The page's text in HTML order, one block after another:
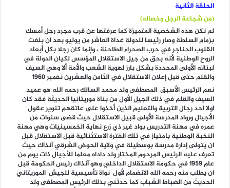
الحلقة الثانية
(من شجاعة الرجل وخصاله)
لم تكن هذه الشخصية المتميزة كما عرفتها عن قرب مجرد رجل أمسك
بزمام السلطة وصار رئيسا للدولة غداة العاشر من يوليو بعد ان بلغت
القلوب الحناجر في حرب الصحراء الطاحنة ، وإنما كان رجلا بكل أبعاد
الروح الوطنية لأنه بحق من جيل الاستقلال المؤسس لكيان الدولة في
لبناته الأولى المحددة بشكل بارز لهوية الشعب والأمة ألا وهي السيف
والقلم حتى قبل إعلان الاستقلال في الثامن والعشرين نفمبر 1960
نعم الرئيس الأسبق المصطفى ولد محمد السالكرحمه الله هو عميد
السيف والقلم في ذلك الجيل الأول من بناة موريتانيا الحديثة فقد كان
اولا احد رجال التربية والتعليم الذين أخذوا على عاتقهم تنوير عقول
الأجيال ورواد المدرسة الأولى قبيل الاستقلال حيث قضى سنوات من
عمره في مهنة التدريس بواد غير ذي زرع نهاية الخمسينيات وهي مهنة
النخبة الوطنية بامتياز في تلك الفترة الاستثنائية قبل الاستقلال قبل
ان يتولى إدارة مدرسة بوسطيلة في ولاية الحوض الشرقي آنذاك حيث
تعرف عليه الرئيس المرحوم المختار ولد داداه معلما للأجيال ذات يوم من
عام 1959 في حكومة الاستقلال الداخلي وهو آنذاك رئيس الحكومة قبل
ان يطلب منه رحمه الله الانضمام لأول نواة تأسيسية للجيش الموريتاني
الحديث من الضباط الشباب كما حدثني بذلك الرئيس المصطفى ولد